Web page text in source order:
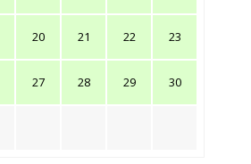
20 21 22 23
27 28 29 30